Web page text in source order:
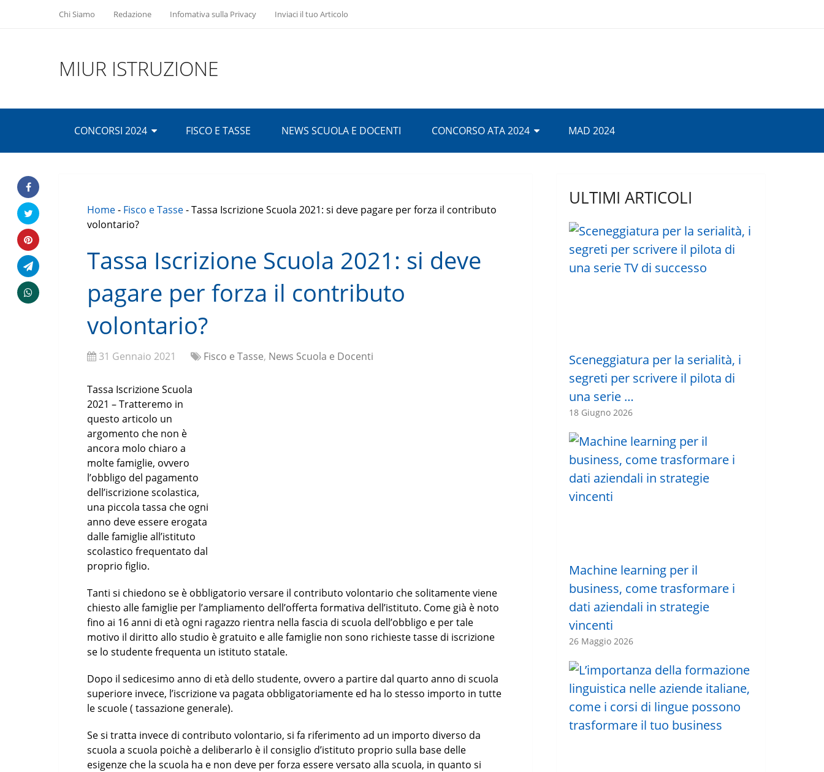
Chi Siamo Redazione Infomativa sulla Privacy Inviaci il tuo Articolo
MIUR ISTRUZIONE
CONCORSI 2024 FISCO E TASSE NEWS SCUOLA E DOCENTI CONCORSO ATA 2024 MAD 2024
Home- Fisco e Tasse-Tassa Iscrizione Scuola 2021: si deve pagare per forza il contributo
volontario?
Tassa Iscrizione Scuola 2021: si deve
pagare per forza il contributo
volontario?
31 Gennaio 2021 Fisco e Tasse, News Scuola e Docenti
Tassa Iscrizione Scuola
2021 – Tratteremo in
questo articolo un
argomento che non è
ancora molo chiaro a
molte famiglie, ovvero
l’obbligo del pagamento
dell’iscrizione scolastica,
una piccola tassa che ogni
anno deve essere erogata
dalle famiglie all’istituto
scolastico frequentato dal
proprio figlio.
Tanti si chiedono se è obbligatorio versare il contributo volontario che solitamente viene
chiesto alle famiglie per l’ampliamento dell’offerta formativa dell’istituto. Come già è noto
fino ai 16 anni di età ogni ragazzo rientra nella fascia di scuola dell’obbligo e per tale
motivo il diritto allo studio è gratuito e alle famiglie non sono richieste tasse di iscrizione
se lo studente frequenta un istituto statale.
Dopo il sedicesimo anno di età dello studente, ovvero a partire dal quarto anno di scuola
superiore invece, l’iscrizione va pagata obbligatoriamente ed ha lo stesso importo in tutte
le scuole ( tassazione generale).
Se si tratta invece di contributo volontario, si fa riferimento ad un importo diverso da
scuola a scuola poichè a deliberarlo è il consiglio d’istituto proprio sulla base delle
esigenze che la scuola ha e non deve per forza essere versato alla scuola, in quanto si
ULTIMI ARTICOLI
Sceneggiatura per la serialità, i
segreti per scrivere il pilota di
una serie …
18 Giugno 2026
Machine learning per il
business, come trasformare i
dati aziendali in strategie
vincenti
26 Maggio 2026